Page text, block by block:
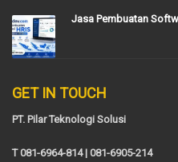
Jasa Pembuatan
GET IN TOUCH
PT. Pilar Teknologi Solusi
T 081-6964-814 | 081-6905-214